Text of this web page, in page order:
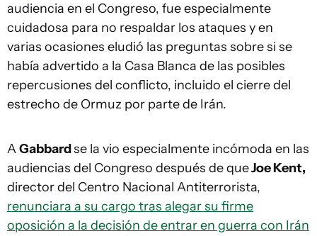
audiencia en el Congreso, fue especialmente
cuidadosa para no respaldar los ataques y en
varias ocasiones eludió las preguntas sobre si se
había advertido a la Casa Blanca de las posibles
repercusiones del conflicto, incluido el cierre del
estrecho de Ormuz por parte de Irán.
AGabbardse la vio especialmente incómoda en las
audiencias del Congreso después de queJoe Kent,
director del Centro Nacional Antiterrorista,
renunciara a su cargo tras alegar su firme
oposición a la decisión de entrar en guerra con Irán